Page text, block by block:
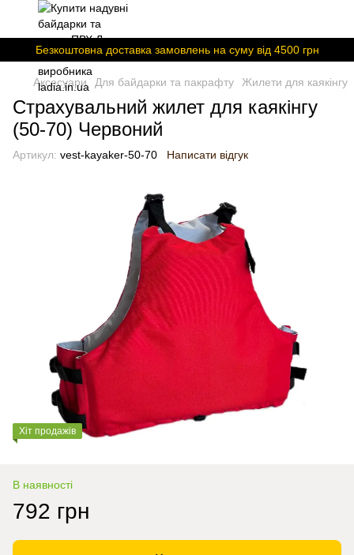
Безкоштовна доставка замовлень на суму вiд 4500 грн
Аксесуари Для байдарки та пакрафту Жилети для каякінгу
Страхувальний жилет для каякінгу
(50-70) Червоний
Артикул: vest-kayaker-50-70 Написати відгук
Хіт продажів
В наявності
792 грн